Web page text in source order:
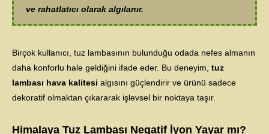
ve rahatlatıcı olarak algılanır.
Birçok kullanıcı, tuz lambasının bulunduğu odada nefes almanın
daha konforlu hale geldiğini ifade eder. Bu deneyim, tuz
lambası hava kalitesi algısını güçlendirir ve ürünü sadece
dekoratif olmaktan çıkararak işlevsel bir noktaya taşır.
Himalaya Tuz Lambası Negatif İyon Yayar mı?